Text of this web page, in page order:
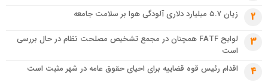
2 زیان ۵.۷ میلیارد دلاری آلودگی هوا بر سلامت جامعه
3
لوایح FATF همچنان در مجمع تشخیص مصلحت نظام در حال بررسی
است
4 اقدام رئیس قوه قضاییه برای احیای حقوق عامه در شهر مثبت است